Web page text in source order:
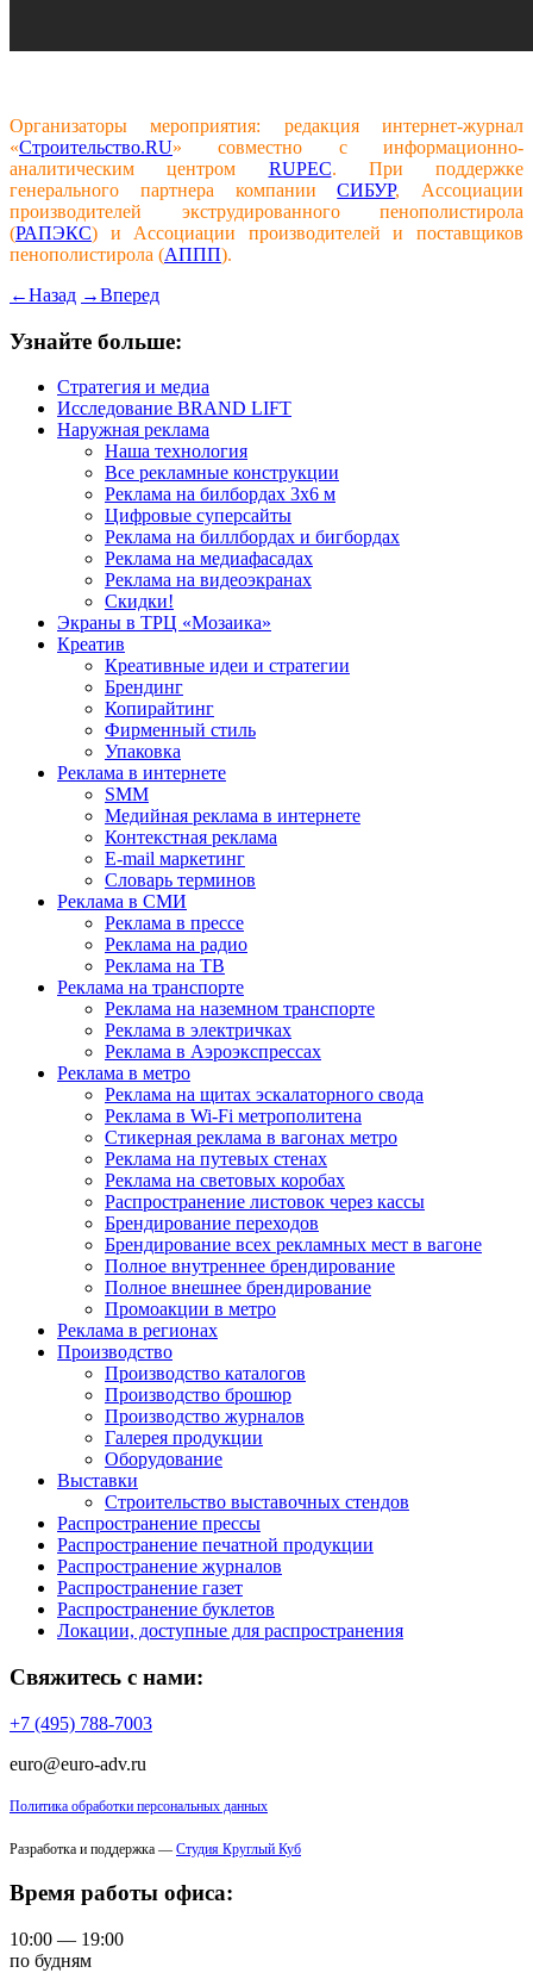
Организаторы мероприятия: редакция интернет-журнал
«Строительство.RU» совместно с информационно-
аналитическим центром RUPEC. При поддержке
генерального партнера компанииСИБУР, Ассоциации
производителей экструдированного пенополистирола
(РАПЭКС) и Ассоциации производителей и поставщиков
пенополистирола (АППП).
←Назад →Вперед
Узнайте больше:
Стратегия и медиа
Исследование BRAND LIFT
Наружная реклама
Наша технология
Все рекламные конструкции
Реклама на билбордах 3х6 м
Цифровые суперсайты
Реклама на биллбордах и бигбордах
Реклама на медиафасадах
Реклама на видеоэкранах
Скидки!
Экраны в ТРЦ «Мозаика»
Креатив
Креативные идеи и стратегии
Брендинг
Копирайтинг
Фирменный стиль
Упаковка
Реклама в интернете
SMM
Медийная реклама в интернете
Контекстная реклама
E-mail маркетинг
Словарь терминов
Реклама в СМИ
Реклама в прессе
Реклама на радио
Реклама на ТВ
Реклама на транспорте
Реклама на наземном транспорте
Реклама в электричках
Реклама в Аэроэкспрессах
Реклама в метро
Реклама на щитах эскалаторного свода
Реклама в Wi-Fi метрополитена
Стикерная реклама в вагонах метро
Реклама на путевых стенах
Реклама на световых коробах
Распространение листовок через кассы
Брендирование переходов
Брендирование всех рекламных мест в вагоне
Полное внутреннее брендирование
Полное внешнее брендирование
Промоакции в метро
Реклама в регионах
Производство
Производство каталогов
Производство брошюр
Производство журналов
Галерея продукции
Оборудование
Выставки
Строительство выставочных стендов
Распространение прессы
Распространение печатной продукции
Распространение журналов
Распространение газет
Распространение буклетов
Локации, доступные для распространения
Свяжитесь с нами:
+7 (495) 788-7003
euro@euro-adv.ru
Политика обработки персональных данных
Разработка и поддержка — Студия Круглый Куб
Время работы офиса:
10:00 — 19:00
по будням